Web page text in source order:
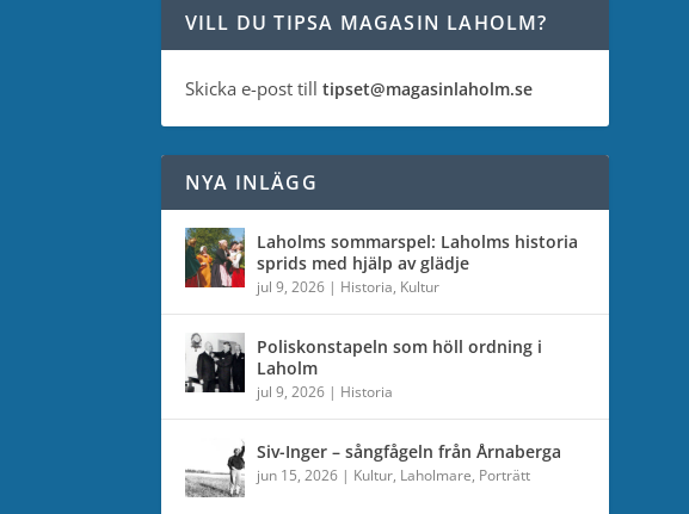
VILL DU TIPSA MAGASIN LAHOLM?
Skicka e-post till tipset@magasinlaholm.se
NYA INLÄGG
Laholms sommarspel: Laholms historia
sprids med hjälp av glädje
jul 9, 2026| Historia, Kultur
Poliskonstapeln som höll ordning i
Laholm
jul 9, 2026| Historia
Siv-Inger – sångfågeln från Årnaberga
jun 15, 2026| Kultur, Laholmare, Porträtt